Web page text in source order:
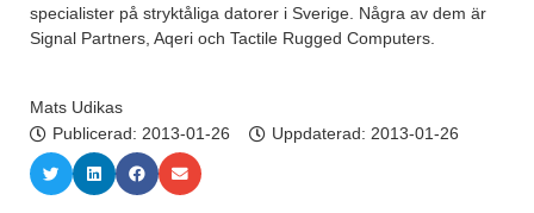
specialister på stryktåliga datorer i Sverige. Några av dem är
Signal Partners, Aqeri och Tactile Rugged Computers.
Mats Udikas
Publicerad: 2013-01-26 Uppdaterad: 2013-01-26